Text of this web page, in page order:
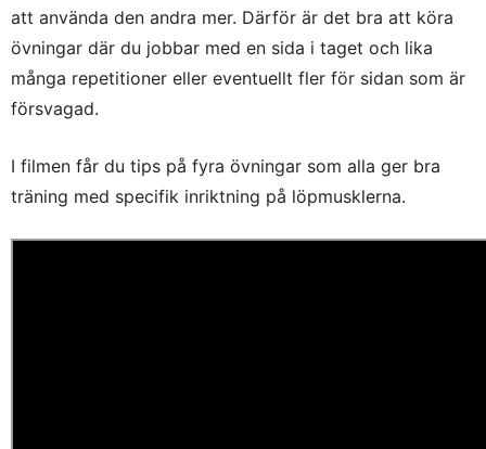
att använda den andra mer. Därför är det bra att köra
övningar där du jobbar med en sida i taget och lika
många repetitioner eller eventuellt fler för sidan som är
försvagad.
I filmen får du tips på fyra övningar som alla ger bra
träning med specifik inriktning på löpmusklerna.